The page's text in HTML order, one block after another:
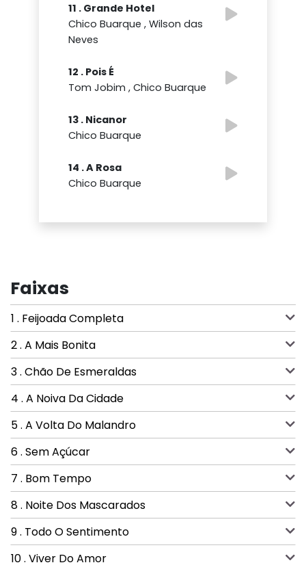
11 . Grande Hotel
Chico Buarque , Wilson das
Neves
12 . Pois É
Tom Jobim , Chico Buarque
13 . Nicanor
Chico Buarque
14 . A Rosa
Chico Buarque
Faixas
1 . Feijoada Completa
2 . A Mais Bonita
3 . Chão De Esmeraldas
4 . A Noiva Da Cidade
5 . A Volta Do Malandro
6 . Sem Açúcar
7 . Bom Tempo
8 . Noite Dos Mascarados
9 . Todo O Sentimento
10 . Viver Do Amor